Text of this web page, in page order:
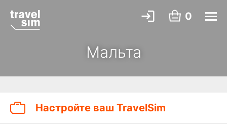
0
Мальта
Настройте ваш TravelSim